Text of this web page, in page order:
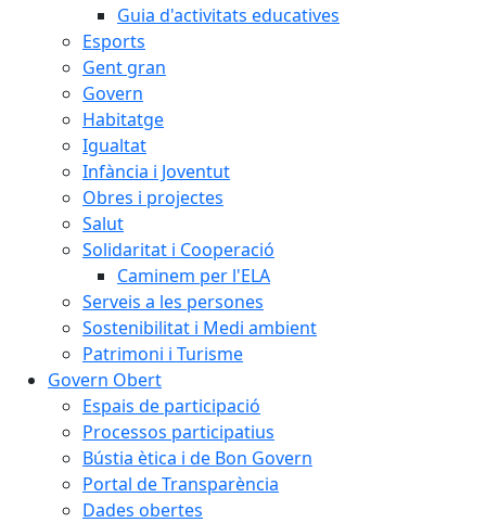
Guia d'activitats educatives
Esports
Gent gran
Govern
Habitatge
Igualtat
Infància i Joventut
Obres i projectes
Salut
Solidaritat i Cooperació
Caminem per l'ELA
Serveis a les persones
Sostenibilitat i Medi ambient
Patrimoni i Turisme
Govern Obert
Espais de participació
Processos participatius
Bústia ètica i de Bon Govern
Portal de Transparència
Dades obertes